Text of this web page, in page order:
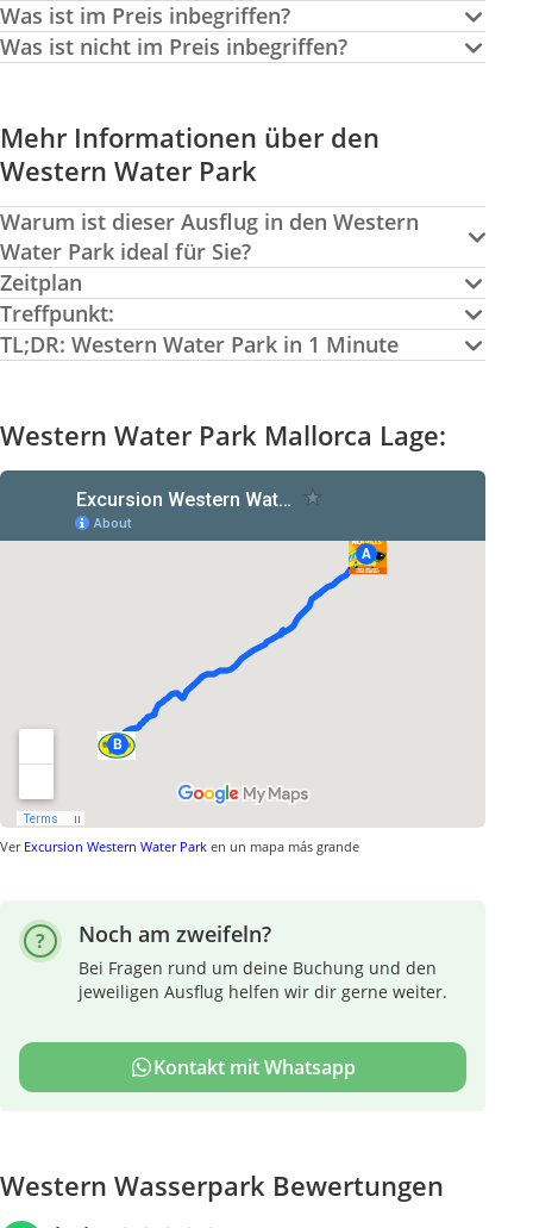
Was ist im Preis inbegriffen?
Was ist nicht im Preis inbegriffen?
Mehr Informationen über den
Western Water Park
Warum ist dieser Ausflug in den Western
Water Park ideal für Sie?
Zeitplan
Treffpunkt:
TL;DR: Western Water Park in 1 Minute
Western Water Park Mallorca Lage:
Ver Excursion Western Water Park en un mapa más grande
Noch am zweifeln?
Bei Fragen rund um deine Buchung und den
jeweiligen Ausflug helfen wir dir gerne weiter.
Kontakt mit Whatsapp
Western Wasserpark Bewertungen